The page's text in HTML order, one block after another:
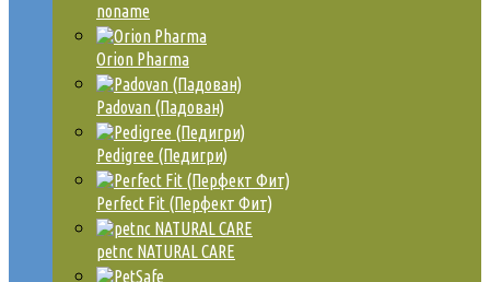
noname
Orion Pharma
Padovan (Падован)
Pedigree (Педигри)
Perfect Fit (Перфект Фит)
petnc NATURAL CARE